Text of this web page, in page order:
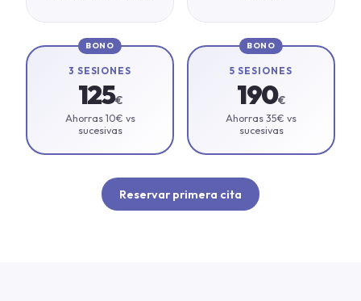
BONO
3 SESIONES
125€
Ahorras 10€ vs
sucesivas
BONO
5 SESIONES
190€
Ahorras 35€ vs
sucesivas
Reservar primera cita